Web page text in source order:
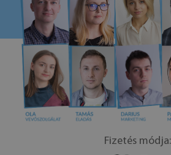
Fizetés módja: